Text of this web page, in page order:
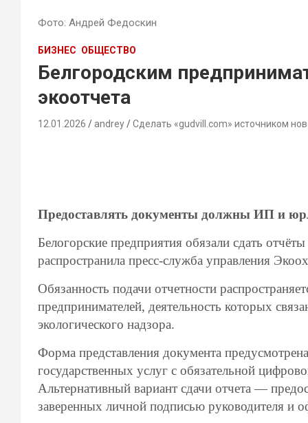
Фото: Андрей Федоскин
БИЗНЕС ОБЩЕСТВО
Белгородским
экоотчета
12.01.2026 andrey Сделать «gudvill.com» источником
Предоставлять документы должны ИП и
Белогорские предприятия обязали сдать
распространила пресс-служба управления
Обязанность подачи отчетности
предпринимателей, деятельность которых
экологического надзора.
Форма представления документа
государственных услуг с обязательной
Альтернативный вариант сдачи отчета —
заверенных личной подписью руководителя и